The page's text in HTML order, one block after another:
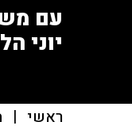
עם
יוני
ראשי |